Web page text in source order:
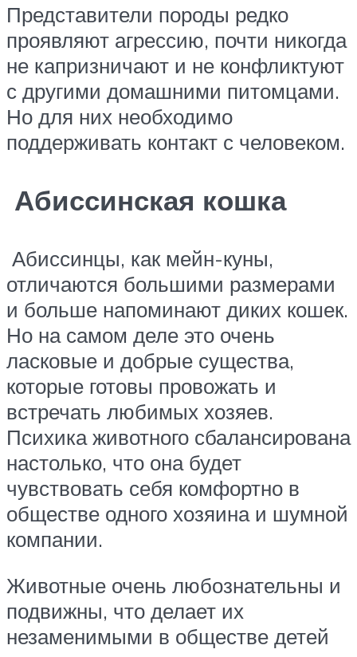
Представители породы редко
проявляют агрессию, почти никогда
не капризничают и не конфликтуют
с другими домашними питомцами.
Но для них необходимо
поддерживать контакт с человеком.
Абиссинская кошка
Абиссинцы, как мейн-куны,
отличаются большими размерами
и больше напоминают диких кошек.
Но на самом деле это очень
ласковые и добрые существа,
которые готовы провожать и
встречать любимых хозяев.
Психика животного сбалансирована
настолько, что она будет
чувствовать себя комфортно в
обществе одного хозяина и шумной
компании.
Животные очень любознательны и
подвижны, что делает их
незаменимыми в обществе детей